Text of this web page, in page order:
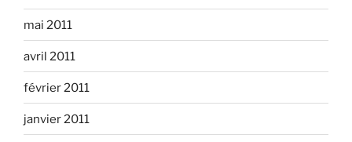
mai 2011
avril 2011
février 2011
janvier 2011